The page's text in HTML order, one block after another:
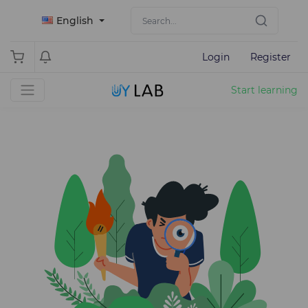
English
Login Register
Start learning